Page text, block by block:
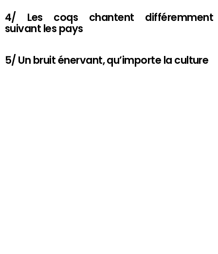
4/ Les coqs chantent différemment
suivant les pays
5/ Un bruit énervant, qu’importe la culture